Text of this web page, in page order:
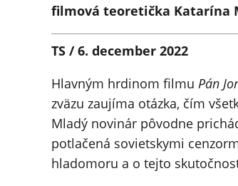
filmová teoretička Katarína
TS / 6. december 2022
Hlavným hrdinom filmu Pán
zväzu zaujíma otázka, čím
Mladý novinár pôvodne
potlačená sovietskymi
hladomoru a o tejto